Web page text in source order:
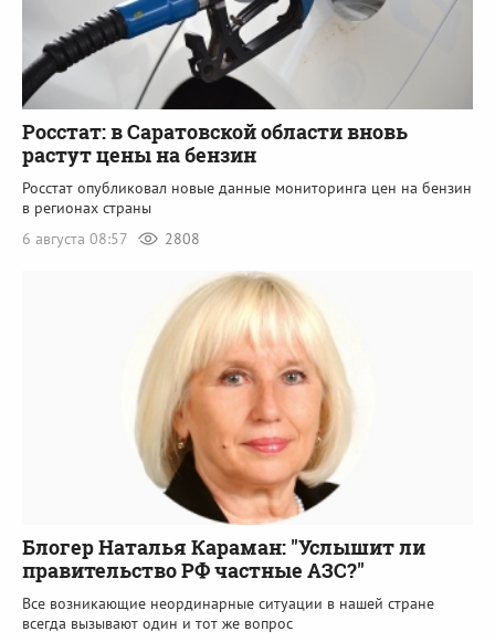
Росстат: в Саратовской области вновь
растут цены на бензин
Росстат опубликовал новые данные мониторинга цен на бензин
в регионах страны
6 августа 08:57
2808
Блогер Наталья Караман: "Услышит ли
правительство РФ частные АЗС?"
Все возникающие неординарные ситуации в нашей стране
всегда вызывают один и тот же вопрос